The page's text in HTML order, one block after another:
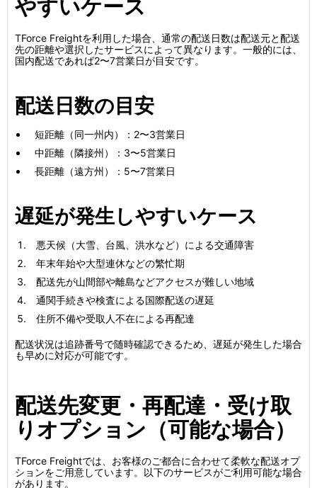
やすいケース
TForce Freightを利用した場合、通常の配送日数は配送元と配送
先の距離や選択したサービスによって異なります。一般的には、
国内配送であれば2〜7営業日が目安です。
配送日数の目安
短距離（同一州内）：2〜3営業日
中距離（隣接州）：3〜5営業日
長距離（遠方州）：5〜7営業日
遅延が発生しやすいケース
悪天候（大雪、台風、洪水など）による交通障害
年末年始や大型連休などの繁忙期
配送先が山間部や離島などアクセスが難しい地域
通関手続きや検査による国際配送の遅延
住所不備や受取人不在による再配達
配送状況は追跡番号で随時確認できるため、遅延が発生した場合
も早めに対応が可能です。
配送先変更・再配達・受け取
りオプション（可能な場合）
TForce Freightでは、お客様のご都合に合わせて柔軟な配送オプ
ションをご用意しています。以下のサービスがご利用可能な場合
があります。